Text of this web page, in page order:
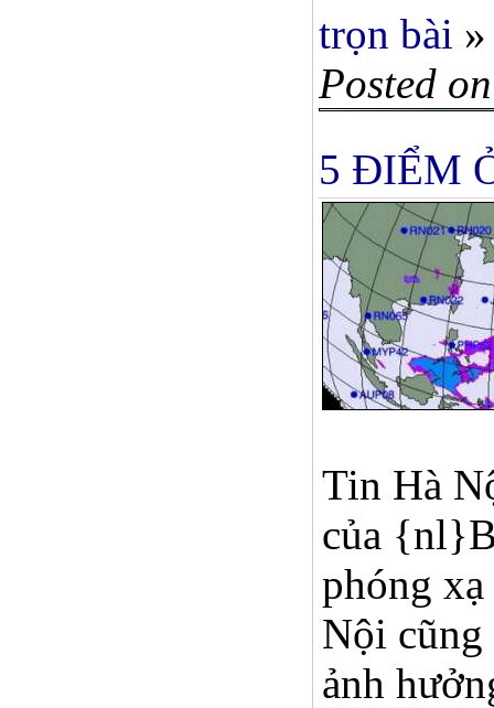
trọn bài »
Posted
5 ĐIỂM
Tin Hà
của
phóng
Nội
ảnh